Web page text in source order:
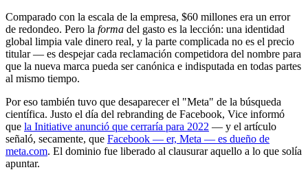
Comparado con la escala de la empresa, $60 millones era un error
de redondeo. Pero la forma del gasto es la lección: una identidad
global limpia vale dinero real, y la parte complicada no es el precio
titular — es despejar cada reclamación competidora del nombre para
que la nueva marca pueda ser canónica e indisputada en todas partes
al mismo tiempo.
Por eso también tuvo que desaparecer el "Meta" de la búsqueda
científica. Justo el día del rebranding de Facebook, Vice informó
que la Initiative anunció que cerraría para 2022 — y el artículo
señaló, secamente, que Facebook — er, Meta — es dueño de
meta.com. El dominio fue liberado al clausurar aquello a lo que solía
apuntar.